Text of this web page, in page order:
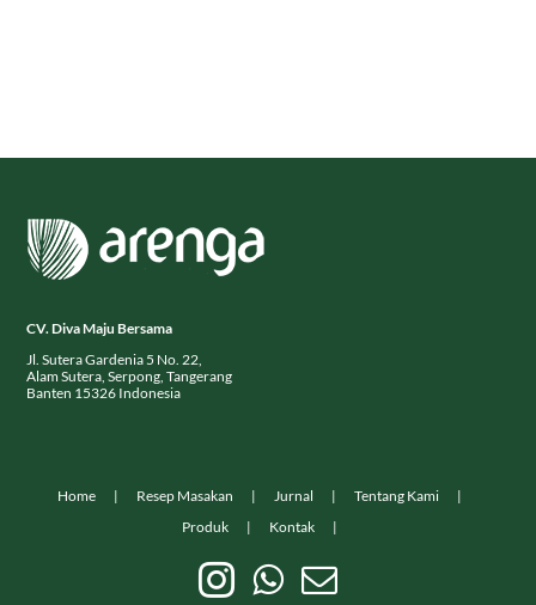
CV. Diva Maju Bersama
Jl. Sutera Gardenia 5 No. 22,
Alam Sutera, Serpong, Tangerang
Banten 15326 Indonesia
Home Resep Masakan Jurnal
Tentang Kami
Produk
Kontak